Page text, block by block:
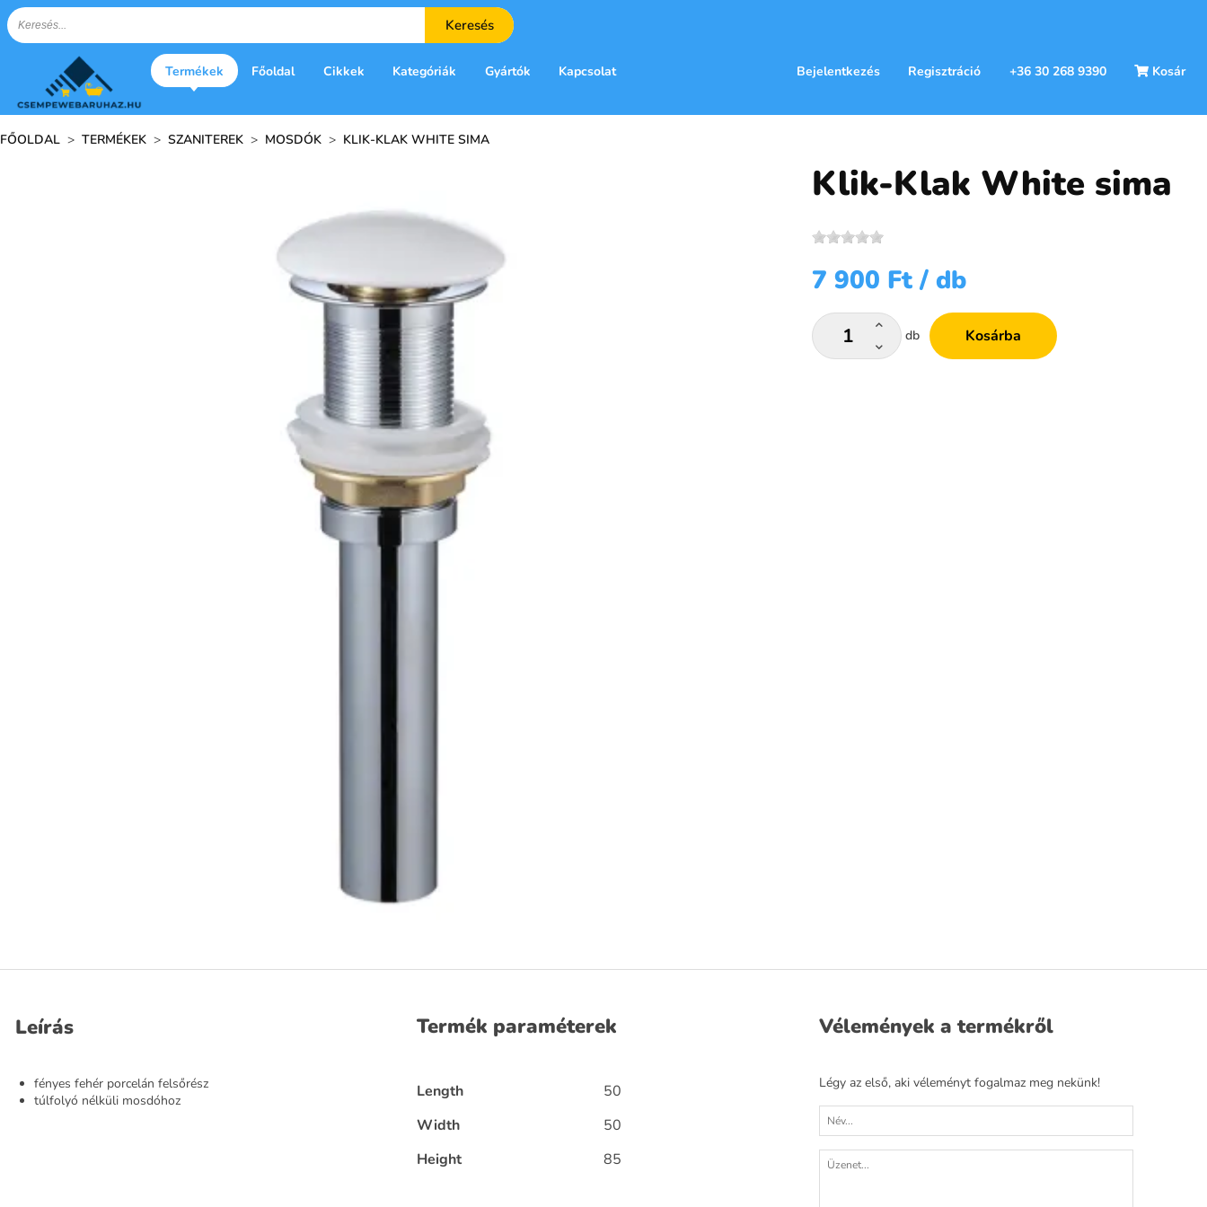
Keresés
Termékek Főoldal Cikkek Kategóriák Gyártók Kapcsolat Bejelentkezés Regisztráció +36 30 268 9390 Kosár
FŐOLDAL > TERMÉKEK > SZANITEREK > MOSDÓK > KLIK-KLAK WHITE SIMA
Klik-Klak White sima
7 900 Ft / db
db Kosárba
Leírás
fényes fehér porcelán felsőrész
túlfolyó nélküli mosdóhoz
Termék paraméterek
Length
50
Width
50
Height
85
Vélemények a termékről
Légy az első, aki véleményt fogalmaz meg nekünk!